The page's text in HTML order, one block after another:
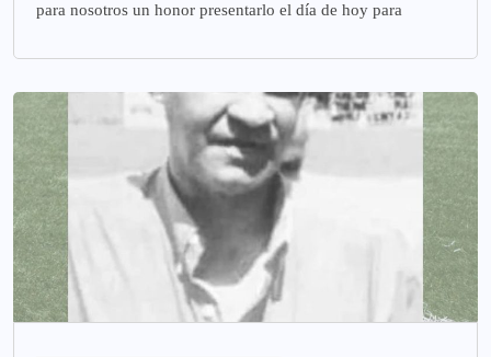
para nosotros un honor presentarlo el día de hoy para